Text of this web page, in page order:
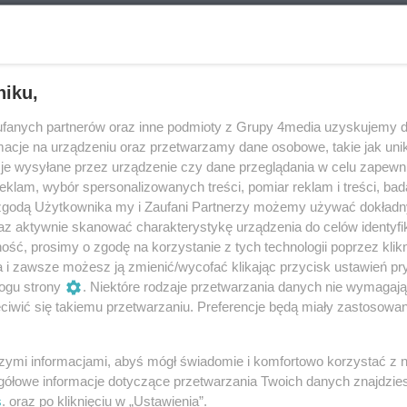
Czy współczesna młodzież jest
i wielu innych sprawach dowiecie się z
Serdecznie zapraszamy do wysłuchania.
odc. 52 - Marcin Mikrut-
Rzeszowa jest pisarz Marcin Mikrut-
organista z ponad dwudziestopięcioletnim
nie wykonuje tego zawodu, chętnie dzieli się
mąż i ojciec.
bajek. Jedna z nich została wydana
pierwszego miejsca w ogólnopolskim
inna stała się słuchowiskiem dla dzieci. W
powieść dla dorosłych pt. "Ślepiec", ale
dłuższa. O niełatwej, twórczej
przeciwności losu rozmawia Małgorzata
1 2
5 6 7 8 9 10 ...
partnerów oraz inne podmioty z Grupy 4media uzyskujemy
na urządzeniu oraz przetwarzamy dane osobowe, takie jak
wysyłane przez urządzenie czy dane przeglądania w celu
wybór spersonalizowanych treści, pomiar reklam i treści,
Użytkownika my i Zaufani Partnerzy możemy używać
aktywnie skanować charakterystykę urządzenia do celów
prosimy o zgodę na korzystanie z tych technologii poprzez
i zawsze możesz ją zmienić/wycofać klikając przycisk ustawień
strony
. Niektóre rodzaje przetwarzania danych nie
się takiemu przetwarzaniu. Preferencje będą miały
informacjami, abyś mógł świadomie i komfortowo korzystać z
informacje dotyczące przetwarzania Twoich danych
. oraz po kliknięciu w „Ustawienia”.